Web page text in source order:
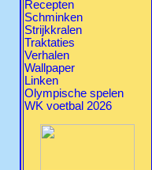
Recepten
Schminken
Strijkkralen
Traktaties
Verhalen
Wallpaper
Linken
Olympische spelen
WK voetbal 2026